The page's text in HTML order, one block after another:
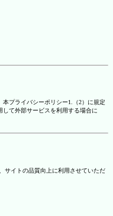
プライバシーポリシー1.（2）に規定
て外部サービスを利用する場合に
サイトの品質向上に利用させていただ